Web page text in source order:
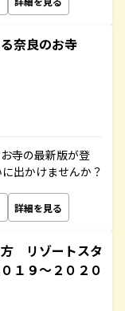
奈良のお寺
寺の最新版が登
出かけませんか？
詳細を見る
リゾートスタ
９～２０２０